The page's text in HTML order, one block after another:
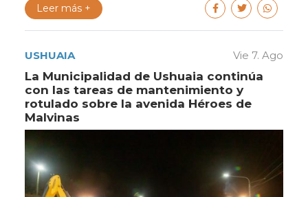
Leer más +
USHUAIA Vie 7. Ago
La Municipalidad de Ushuaia continúa
con las tareas de mantenimiento y
rotulado sobre la avenida Héroes de
Malvinas